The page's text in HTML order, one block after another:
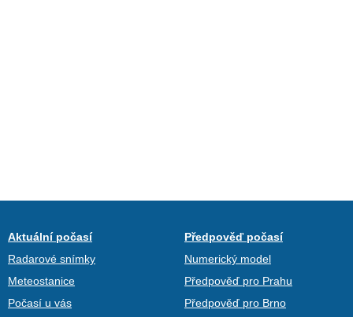
Aktuální počasí
Radarové snímky
Meteostanice
Počasí u vás
Předpověď počasí
Numerický model
Předpověď pro Prahu
Předpověď pro Brno